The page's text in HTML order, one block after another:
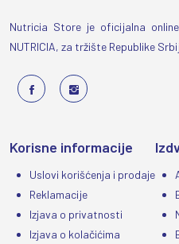
Nutricia Store je oficijalna
NUTRICIA, za tržište Republike
Korisne informacije
Uslovi korišćenja i prodaje
Reklamacije
Izjava o privatnosti
Izjava o kolačićima